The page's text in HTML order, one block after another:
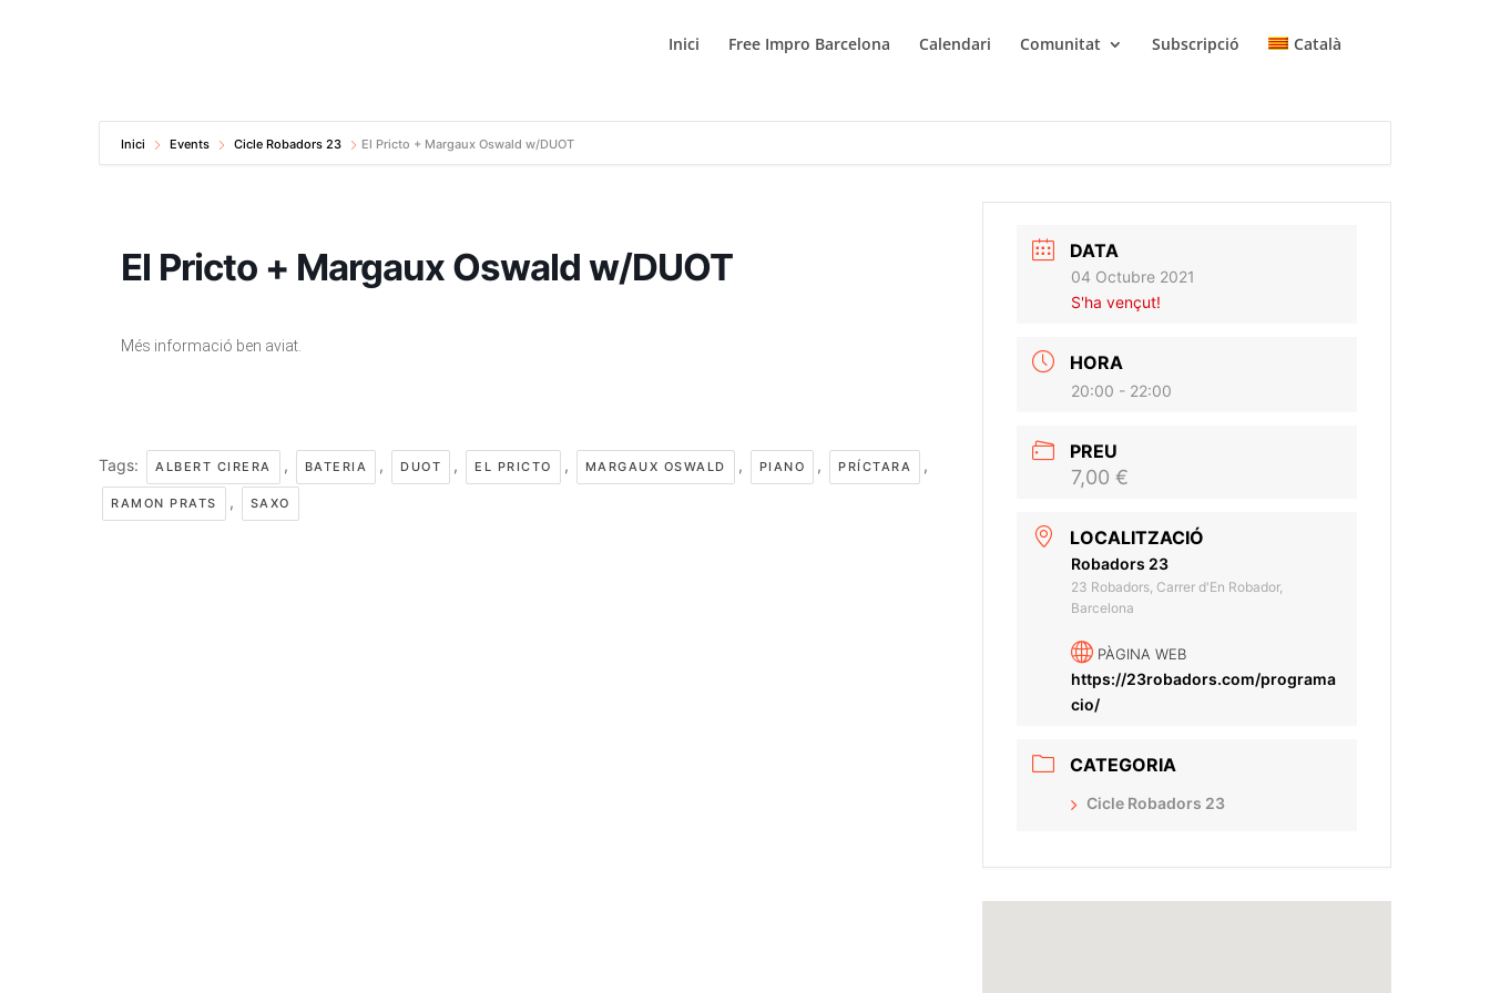
Inici Free Impro Barcelona Calendari Comunitat Subscripció Català
Inici Events Cicle Robadors 23 El Pricto + Margaux Oswald w/DUOT
El Pricto + Margaux Oswald w/DUOT
Més informació ben aviat.
Tags: ALBERT CIRERA , BATERIA , DUOT , EL PRICTO , MARGAUX OSWALD , PIANO , PRÍCTARA ,
RAMON PRATS , SAXO
DATA
04 Octubre 2021
S'ha vençut!
HORA
20:00 - 22:00
PREU
7,00 €
LOCALITZACIÓ
Robadors 23
23 Robadors, Carrer d'En Robador,
Barcelona
PÀGINA WEB
https://23robadors.com/programa
cio/
CATEGORIA
Cicle Robadors 23